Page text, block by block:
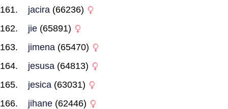
jacira (66236)
jie (65891)
jimena (65470)
jesusa (64813)
jesica (63031)
jihane (62446)